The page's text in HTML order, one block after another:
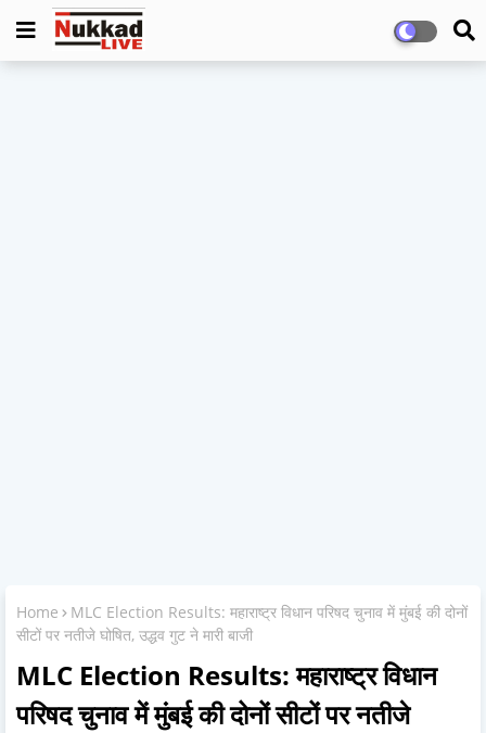
Home
MLC Election Results: महाराष्ट्र विधान परिषद चुनाव में मुंबई की दोनों
सीटों पर नतीजे घोषित, उद्धव गुट ने मारी बाजी
MLC Election Results: महाराष्ट्र विधान
परिषद चुनाव में मुंबई की दोनों सीटों पर नतीजे